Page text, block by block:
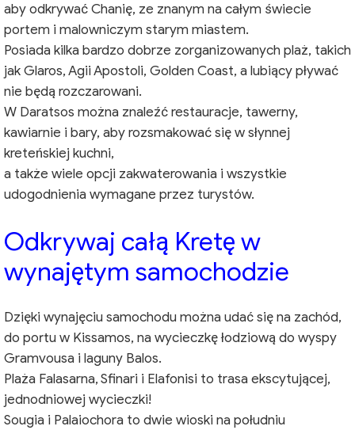
aby odkrywać Chanię, ze znanym na całym świecie
portem i malowniczym starym miastem.
Posiada kilka bardzo dobrze zorganizowanych plaż, takich
jak Glaros, Agii Apostoli, Golden Coast, a lubiący pływać
nie będą rozczarowani.
W Daratsos można znaleźć restauracje, tawerny,
kawiarnie i bary, aby rozsmakować się w słynnej
kreteńskiej kuchni,
a także wiele opcji zakwaterowania i wszystkie
udogodnienia wymagane przez turystów.
Odkrywaj całą Kretę w
wynajętym samochodzie
Dzięki wynajęciu samochodu można udać się na zachód,
do portu w Kissamos, na wycieczkę łodziową do wyspy
Gramvousa i laguny Balos.
Plaża Falasarna, Sfinari i Elafonisi to trasa ekscytującej,
jednodniowej wycieczki!
Sougia i Palaiochora to dwie wioski na południu